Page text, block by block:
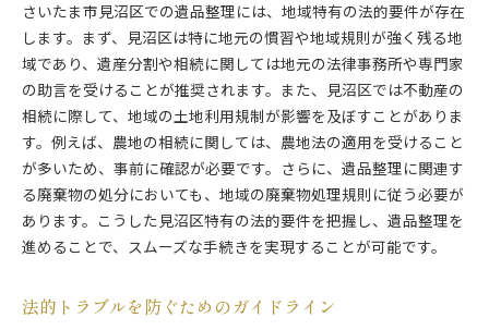
さいたま市見沼区での遺品整理には、地域特有の法的要件が存在
します。まず、見沼区は特に地元の慣習や地域規則が強く残る地
域であり、遺産分割や相続に関しては地元の法律事務所や専門家
の助言を受けることが推奨されます。また、見沼区では不動産の
相続に際して、地域の土地利用規制が影響を及ぼすことがありま
す。例えば、農地の相続に関しては、農地法の適用を受けること
が多いため、事前に確認が必要です。さらに、遺品整理に関連す
る廃棄物の処分においても、地域の廃棄物処理規則に従う必要が
あります。こうした見沼区特有の法的要件を把握し、遺品整理を
進めることで、スムーズな手続きを実現することが可能です。
法的トラブルを防ぐためのガイドライン